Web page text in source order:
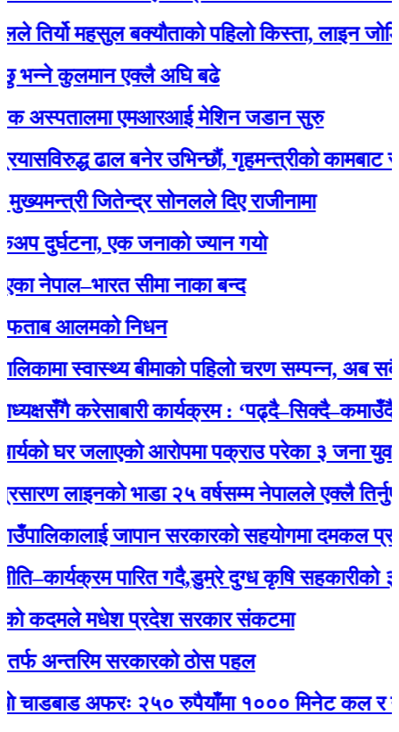
महसुल बक्यौताको पहिलो किस्ता, लाइन जोडियो
कुलमान एक्लै अघि बढे
एमआरआई मेशिन जडान सुरु
ढाल बनेर उभिन्छौं, गृहमन्त्रीको कामबाट
जितेन्द्र सोनलले दिए राजीनामा
एक जनाकाे ज्यान गयाे
सीमा नाका बन्द
आलमको निधन
स्वास्थ्य बीमाको पहिलो चरण सम्पन्न, अब सबै
करेसाबारी कार्यक्रम : ‘पढ्दै–सिक्दै–कमाउँदै’
घर जलाएको आरोपमा पक्राउ परेका ३ जना
लाइनको भाडा २५ वर्षसम्म नेपालले एक्‍लै तिर्नुपर्ने’
जापान सरकारको सहयोगमा दमकल प्रदान
पारित गदै,डुम्रे दुग्ध कृषि सहकारीको ३२ औं
मधेश प्रदेश सरकार संकटमा
सरकारको ठोस पहल
अफरः २५० रुपैयाँमा १००० मिनेट कल र नेट